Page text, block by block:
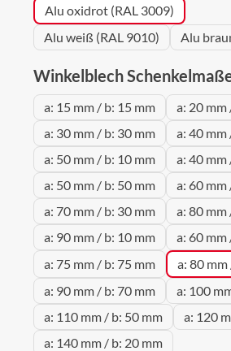
Alu oxidrot (RAL 3009)
Alu weiß (RAL 9010)
Alu
Winkelblech
a: 15 mm / b: 15 mm
a: 20 mm
a: 30 mm / b: 30 mm
a: 40 mm
a: 50 mm / b: 10 mm
a: 40 mm
a: 50 mm / b: 50 mm
a: 60 mm
a: 70 mm / b: 30 mm
a: 80 mm
a: 90 mm / b: 10 mm
a: 60 mm
a: 75 mm / b: 75 mm
a: 80
a: 90 mm / b: 70 mm
a: 100
a: 110 mm / b: 50 mm
a: 120
a: 140 mm / b: 20 mm